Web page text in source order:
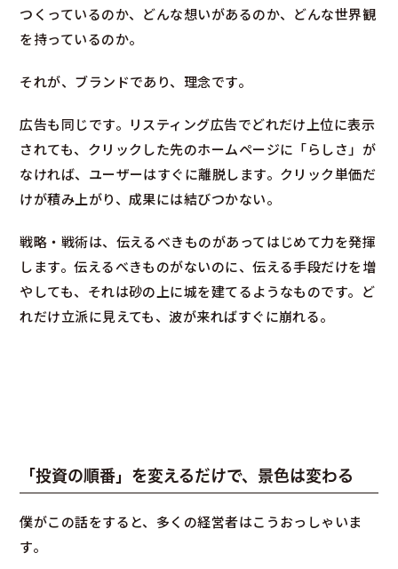
つくっているのか、どんな想いがあるのか、どんな世界観
を持っているのか。
それが、ブランドであり、理念です。
広告も同じです。リスティング広告でどれだけ上位に表示
されても、クリックした先のホームページに「らしさ」が
なければ、ユーザーはすぐに離脱します。クリック単価だ
けが積み上がり、成果には結びつかない。
戦略・戦術は、伝えるべきものがあってはじめて力を発揮
します。伝えるべきものがないのに、伝える手段だけを増
やしても、それは砂の上に城を建てるようなものです。ど
れだけ立派に見えても、波が来ればすぐに崩れる。
「投資の順番」を変えるだけで、景色は変わる
僕がこの話をすると、多くの経営者はこうおっしゃいま
す。